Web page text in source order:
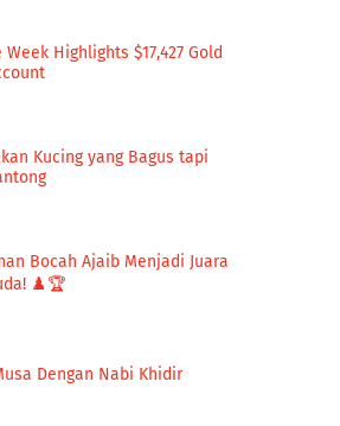
Highlights $17,427 Gold
Kucing yang Bagus tapi
Bocah Ajaib Menjadi Juara
♟️🏆
Dengan Nabi Khidir